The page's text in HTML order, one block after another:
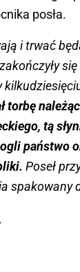
posła.
i trwać
torbę
tą
państwo
Poseł
spakowany